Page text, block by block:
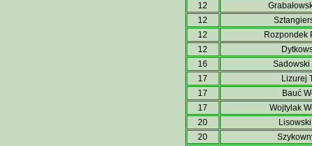
12
12
12
Rozpondek
12
16
Sadowski
17
Lizurej
17
Bauć
17
Wojtylak
20
20